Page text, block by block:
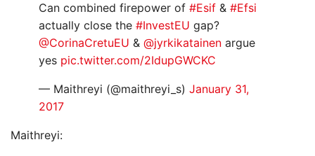
Can combined firepower of #Esif & #Efsi
actually close the #InvestEU gap?
@CorinaCretuEU & @jyrkikatainen argue
yes pic.twitter.com/2IdupGWCKC
— Maithreyi (@maithreyi_s) January 31,
2017
Maithreyi: